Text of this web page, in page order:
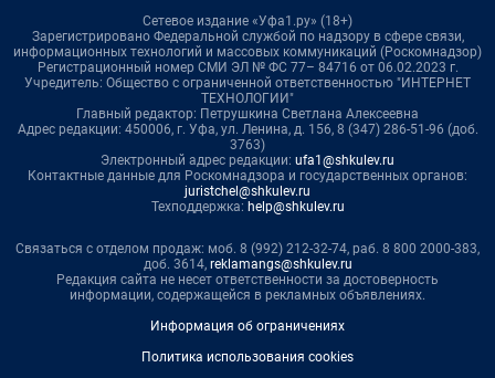
Сетевое издание «Уфа1.ру» (18+)
Зарегистрировано Федеральной службой по надзору в сфере связи,
информационных технологий и массовых коммуникаций (Роскомнадзор)
Регистрационный номер СМИ ЭЛ № ФС 77– 84716 от 06.02.2023 г.
Учредитель: Общество с ограниченной ответственностью "ИНТЕРНЕТ
ТЕХНОЛОГИИ"
Главный редактор: Петрушкина Светлана Алексеевна
Адрес редакции: 450006, г. Уфа, ул. Ленина, д. 156, 8 (347) 286-51-96 (доб.
3763)
Электронный адрес редакции: ufa1@shkulev.ru
Контактные данные для Роскомнадзора и государственных органов:
juristchel@shkulev.ru
Техподдержка: help@shkulev.ru
Связаться с отделом продаж: моб. 8 (992) 212-32-74, раб. 8 800 2000-383,
доб. 3614, reklamangs@shkulev.ru
Редакция сайта не несет ответственности за достоверность
информации, содержащейся в рекламных объявлениях.
Информация об ограничениях
Политика использования cookies